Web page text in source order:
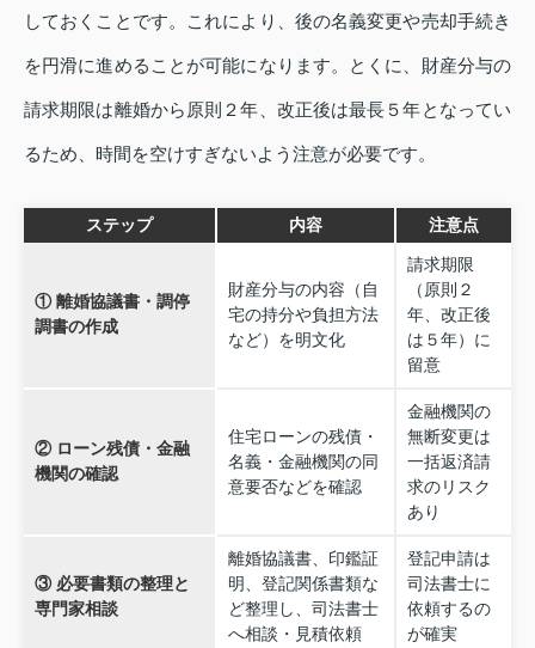
しておくことです。これにより、後の名義変更や売却手続き
を円滑に進めることが可能になります。とくに、財産分与の
請求期限は離婚から原則２年、改正後は最長５年となってい
るため、時間を空けすぎないよう注意が必要です。
ステップ 内容 注意点
① 離婚協議書・調停
調書の作成
財産分与の内容（自
宅の持分や負担方法
など）を明文化
請求期限
（原則２
年、改正後
は５年）に
留意
② ローン残債・金融
機関の確認
住宅ローンの残債・
名義・金融機関の同
意要否などを確認
金融機関の
無断変更は
一括返済請
求のリスク
あり
③ 必要書類の整理と
専門家相談
離婚協議書、印鑑証
明、登記関係書類な
ど整理し、司法書士
へ相談・見積依頼
登記申請は
司法書士に
依頼するの
が確実